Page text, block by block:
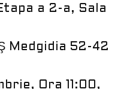
a 2-a, Sala
Medgidia 52-42
Ora 11:00,